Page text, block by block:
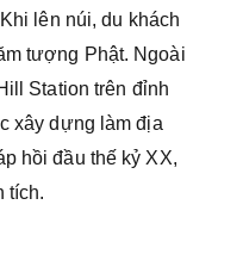
lên núi, du khách
tượng Phật. Ngoài
Station trên đỉnh
xây dựng làm địa
hồi đầu thế kỷ XX,
tích.